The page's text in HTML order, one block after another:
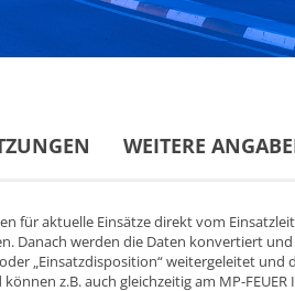
WEITERE
für aktuelle Einsätze direkt vom
werden die Daten konvertiert und
„Einsatzdisposition“ weitergeleitet
z.B. auch gleichzeitig am MP-